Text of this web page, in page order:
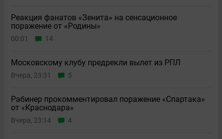
Реакция фанатов «Зенита» на сенсационное
поражение от «Родины»
00:01 14
Московскому клубу предрекли вылет из РПЛ
Вчера, 23:31 5
Рабинер прокомментировал поражение «Спартака»
от «Краснодара»
Вчера, 23:14 4